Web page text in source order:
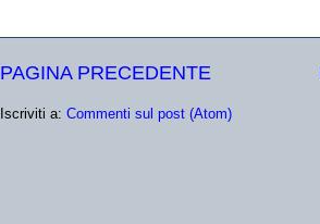
PAGINA PRECEDENTE
Iscriviti a: Commenti sul post (Atom)